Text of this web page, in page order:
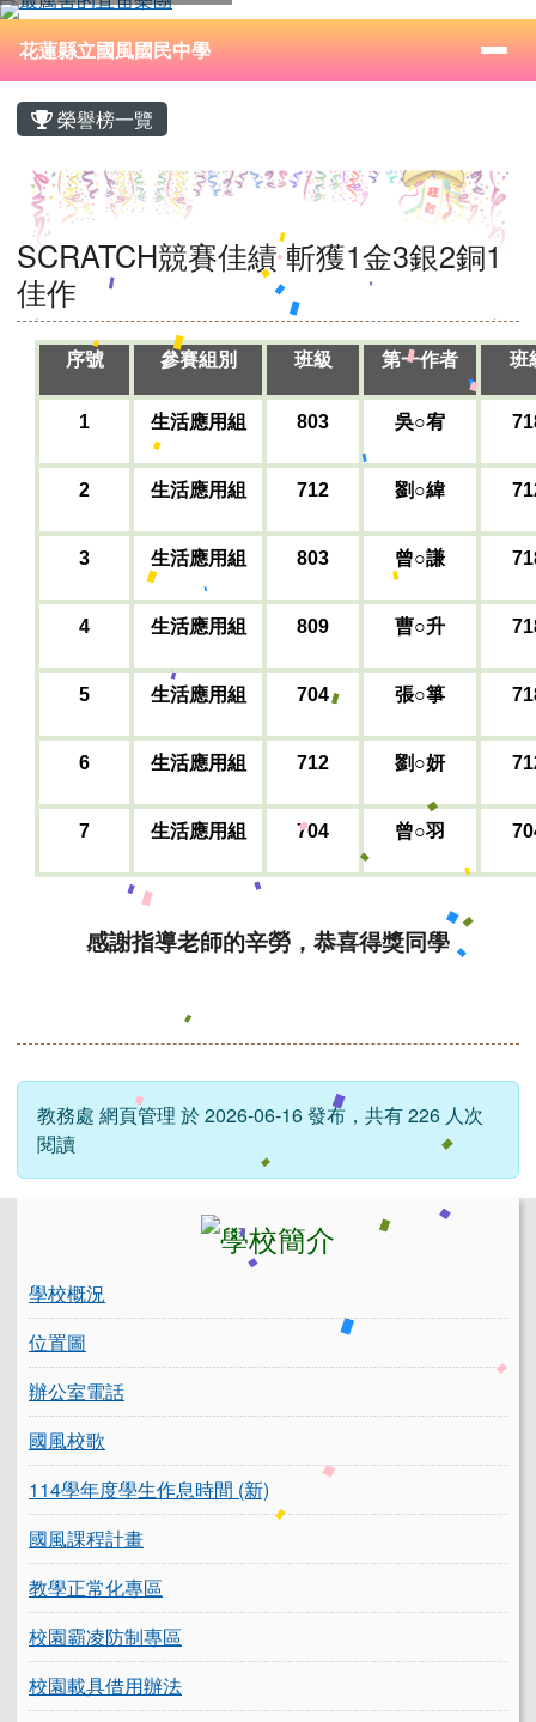
跳至主內容區
花蓮縣立國風國民中學
⏸
導覽列
花蓮縣立國風國民中學
主內容區域
榮譽榜一覽
SCRATCH競賽佳績 斬獲1金3銀2銅1
佳作
序號 參賽組別 班級 第一作者 班
1 生活應用組 803 吳○宥
2 生活應用組 712 劉○緯
3 生活應用組 803 曾○謙
4 生活應用組 809 曹○升
5 生活應用組 704 張○箏
6 生活應用組 712 劉○妍
7 生活應用組 704 曾○羽
感謝指導老師的辛勞，恭喜得獎同學
教務處 網頁管理 於 2026-06-16 發布，共有 226 人次
閱讀
學校概況
位置圖
辦公室電話
國風校歌
114學年度學生作息時間 (新)
國風課程計畫
教學正常化專區
校園霸凌防制專區
校園載具借用辦法
頁尾區域